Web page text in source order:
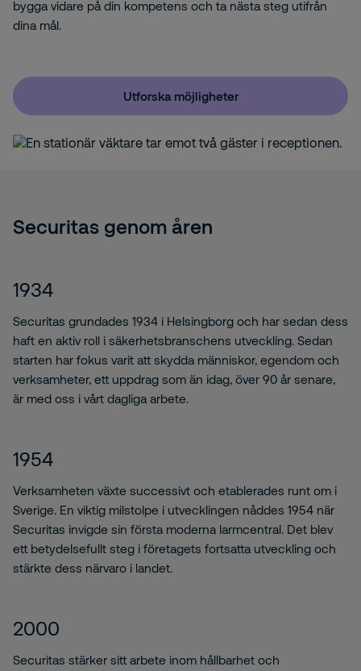
bygga vidare på din kompetens och ta nästa steg utifrån
dina mål.
Utforska möjligheter
Securitas genom åren
1934
Securitas grundades 1934 i Helsingborg och har sedan dess
haft en aktiv roll i säkerhetsbranschens utveckling. Sedan
starten har fokus varit att skydda människor, egendom och
verksamheter, ett uppdrag som än idag, över 90 år senare,
är med oss i vårt dagliga arbete.
1954
Verksamheten växte successivt och etablerades runt om i
Sverige. En viktig milstolpe i utvecklingen nåddes 1954 när
Securitas invigde sin första moderna larmcentral. Det blev
ett betydelsefullt steg i företagets fortsatta utveckling och
stärkte dess närvaro i landet.
2000
Securitas stärker sitt arbete inom hållbarhet och